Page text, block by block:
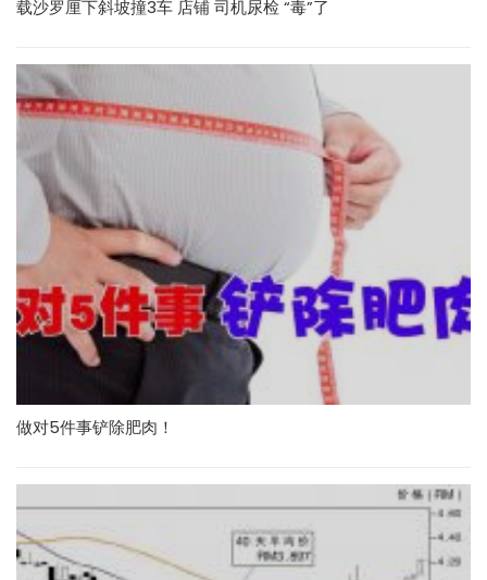
载沙罗厘下斜坡撞3车 店铺 司机尿检 “毒”了
做对5件事铲除肥肉！